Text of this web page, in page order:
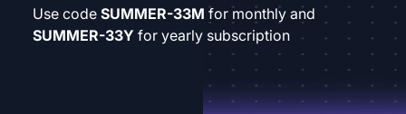
Use code SUMMER-33M for monthly and
SUMMER-33Y for yearly subscription